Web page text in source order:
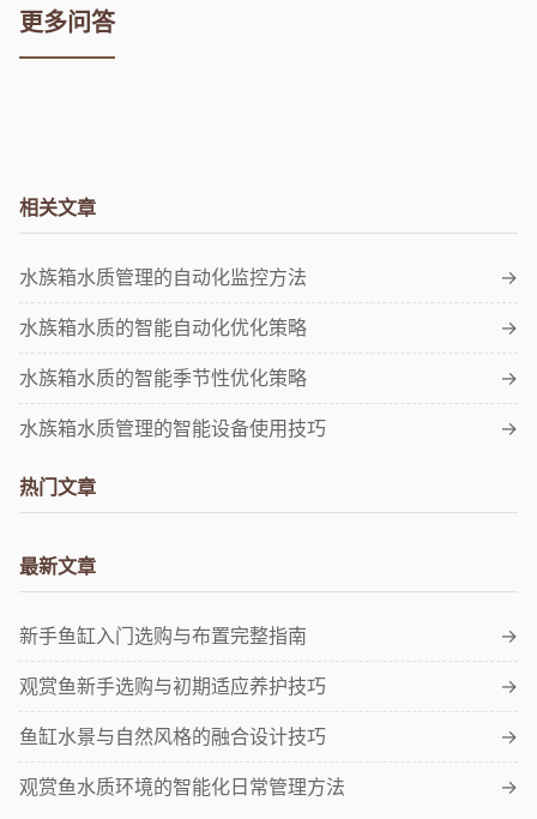
更多问答
相关文章
水族箱水质管理的自动化监控方法 →
水族箱水质的智能自动化优化策略 →
水族箱水质的智能季节性优化策略 →
水族箱水质管理的智能设备使用技巧 →
热门文章
最新文章
新手鱼缸入门选购与布置完整指南 →
观赏鱼新手选购与初期适应养护技巧 →
鱼缸水景与自然风格的融合设计技巧 →
观赏鱼水质环境的智能化日常管理方法 →